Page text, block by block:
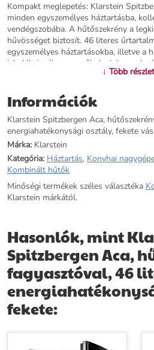
Kompakt meglepetés: Klarstein
minden egyszemélyes háztartásba,
vendégszobába. A hűtőszekrény a
hűvösséget biztosít. 46 literes
egyszemélyes háztartásokba, illetve a
iskolák, incék vagy műhelyek
energiafogyasztása a készüléket így az
zöldséget szeretne tárolni: A
kell azon gondolkodnia, hogy mi hol
szervezettséget biztosít. Két emelet
áttekinthető elrendezését. A joghurt
polcán talál helyet. A kis
készítésére, de fagylalt tárolására is.
hőmérséklet az 5 fokozatú
legkisebb helyiségekbe! A Spitzbergen
cégtől a kompakt méretekkel
szakértője.Megjegyzés: A toll
További információk>>
↓ Több
Információk
Klarstein Spitzbergen Aca,
energiahatékonysági osztály, fekete
Márka: Klarstein
Kategória: Háztartás, Konyhai
Kombinált hűtők
Minőségi termékek széles választéka
Klarstein márkától.
Hasonlók, mint
Spitzbergen Aca,
fagyasztóval, 46
fekete: